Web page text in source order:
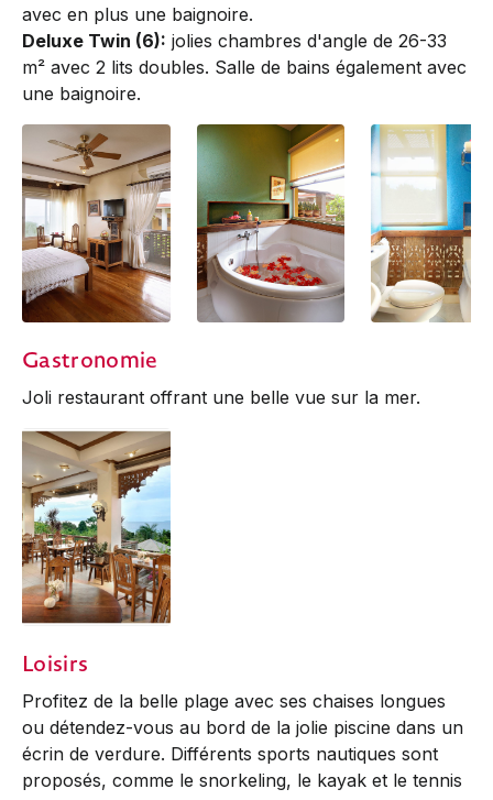
avec en plus une baignoire.
Deluxe Twin (6): jolies chambres d'angle de 26-33
m² avec 2 lits doubles. Salle de bains également avec
une baignoire.
Gastronomie
Joli restaurant offrant une belle vue sur la mer.
Loisirs
Profitez de la belle plage avec ses chaises longues
ou détendez-vous au bord de la jolie piscine dans un
écrin de verdure. Différents sports nautiques sont
proposés, comme le snorkeling, le kayak et le tennis